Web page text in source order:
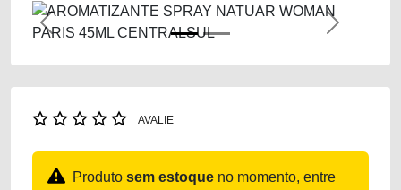
Previous Next
AVALIE
Produto sem estoque no momento, entre